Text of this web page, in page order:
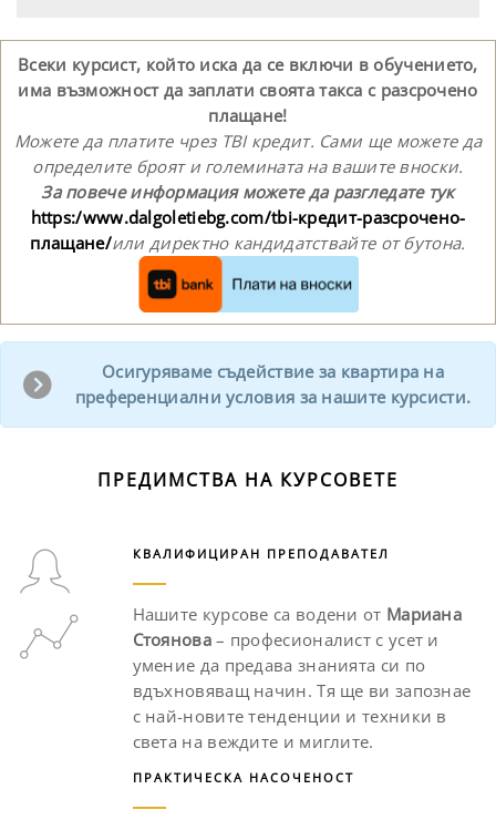
Всеки курсист, който иска да се включи в обучението,
има възможност да заплати своята такса с разсрочено
плащане!
Можете да платите чрез TBI кредит. Сами ще можете да
определите броят и големината на вашите вноски.
За повече информация можете да разгледате тук
https:/www.dalgoletiebg.com/tbi-кредит-разсрочено-
плащане/или директно кандидатствайте от бутона.
Осигуряваме съдействие за квартира на
преференциални условия за нашите курсисти.
ПРЕДИМСТВА НА КУРСОВЕТЕ
КВАЛИФИЦИРАН ПРЕПОДАВАТЕЛ
Нашите курсове са водени от Мариана
Стоянова– професионалист с усет и
умение да предава знанията си по
вдъхновяващ начин. Тя ще ви запознае
с най-новите тенденции и техники в
света на веждите и миглите.
ПРАКТИЧЕСКА НАСОЧЕНОСТ